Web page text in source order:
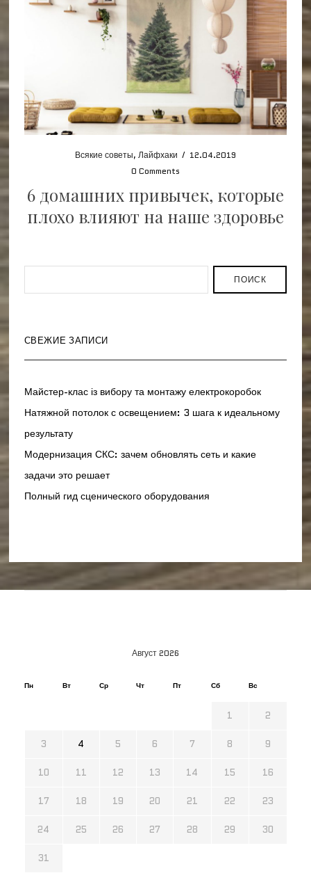
Всякие советы, Лайфхаки / 12.04.2019
0 Comments
6 домашних привычек, которые
плохо влияют на наше здоровье
ПОИСК
СВЕЖИЕ ЗАПИСИ
Майстер-клас із вибору та монтажу електрокоробок
Натяжной потолок с освещением: 3 шага к идеальному
результату
Модернизация СКС: зачем обновлять сеть и какие
задачи это решает
Полный гид сценического оборудования
Август 2026
Пн Вт Ср Чт Пт Сб Вс
1 2
3 4 5 6 7 8 9
10 11 12 13 14 15 16
17 18 19 20 21 22 23
24 25 26 27 28 29 30
31